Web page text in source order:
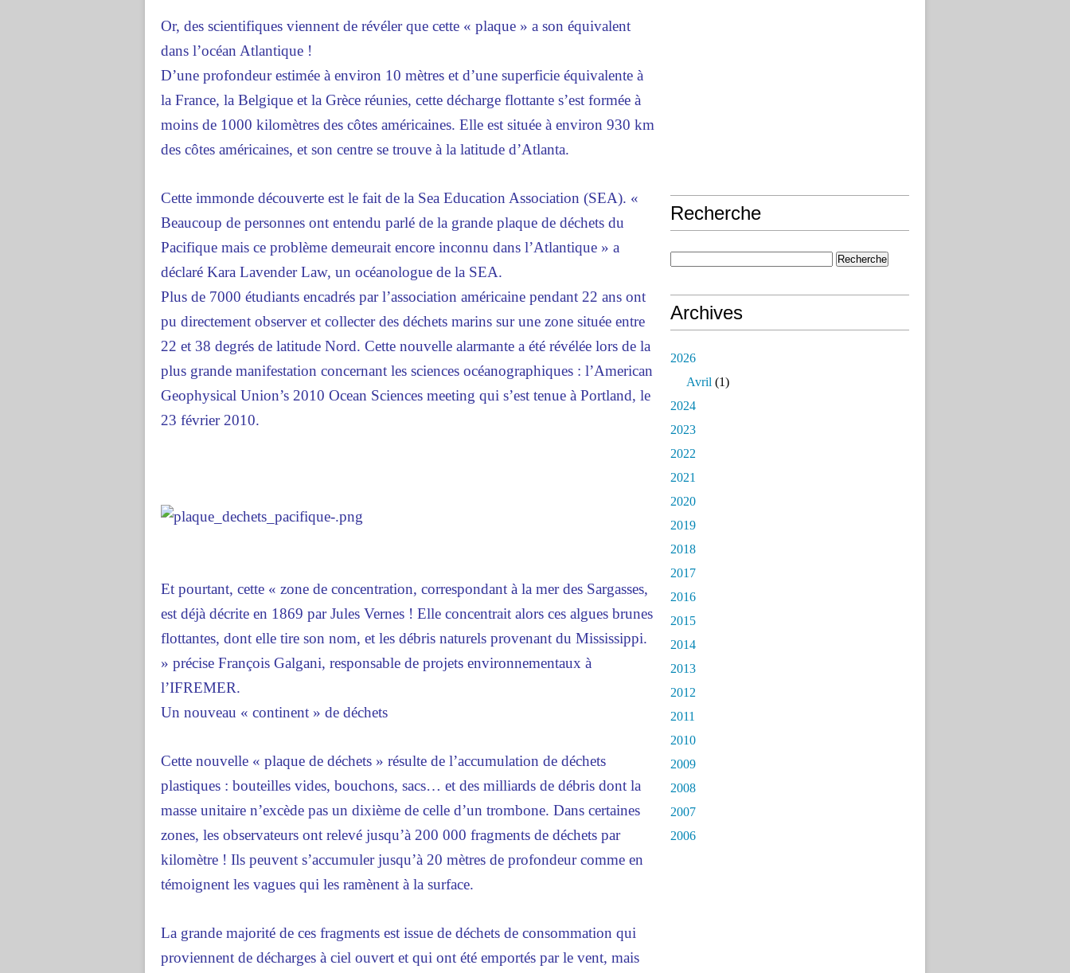
Or, des scientifiques viennent de révéler que cette « plaque » a son équivalent
dans l’océan Atlantique !
D’une profondeur estimée à environ 10 mètres et d’une superficie équivalente à
la France, la Belgique et la Grèce réunies, cette décharge flottante s’est formée à
moins de 1000 kilomètres des côtes américaines. Elle est située à environ 930 km
des côtes américaines, et son centre se trouve à la latitude d’Atlanta.
Cette immonde découverte est le fait de la Sea Education Association (SEA). «
Beaucoup de personnes ont entendu parlé de la grande plaque de déchets du
Pacifique mais ce problème demeurait encore inconnu dans l’Atlantique » a
déclaré Kara Lavender Law, un océanologue de la SEA.
Plus de 7000 étudiants encadrés par l’association américaine pendant 22 ans ont
pu directement observer et collecter des déchets marins sur une zone située entre
22 et 38 degrés de latitude Nord. Cette nouvelle alarmante a été révélée lors de la
plus grande manifestation concernant les sciences océanographiques : l’American
Geophysical Union’s 2010 Ocean Sciences meeting qui s’est tenue à Portland, le
23 février 2010.
Et pourtant, cette « zone de concentration, correspondant à la mer des Sargasses,
est déjà décrite en 1869 par Jules Vernes ! Elle concentrait alors ces algues brunes
flottantes, dont elle tire son nom, et les débris naturels provenant du Mississippi.
» précise François Galgani, responsable de projets environnementaux à
l’IFREMER.
Un nouveau « continent » de déchets
Cette nouvelle « plaque de déchets » résulte de l’accumulation de déchets
plastiques : bouteilles vides, bouchons, sacs… et des milliards de débris dont la
masse unitaire n’excède pas un dixième de celle d’un trombone. Dans certaines
zones, les observateurs ont relevé jusqu’à 200 000 fragments de déchets par
kilomètre ! Ils peuvent s’accumuler jusqu’à 20 mètres de profondeur comme en
témoignent les vagues qui les ramènent à la surface.
La grande majorité de ces fragments est issue de déchets de consommation qui
proviennent de décharges à ciel ouvert et qui ont été emportés par le vent, mais
Recherche
Archives
2026
Avril (1)
2024
2023
2022
2021
2020
2019
2018
2017
2016
2015
2014
2013
2012
2011
2010
2009
2008
2007
2006